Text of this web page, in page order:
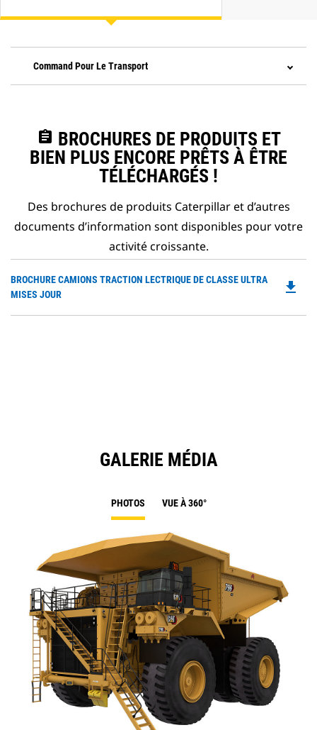
Command Pour Le Transport
assignment BROCHURES DE PRODUITS ET
BIEN PLUS ENCORE PRÊTS À ÊTRE
TÉLÉCHARGÉS !
Des brochures de produits Caterpillar et d’autres
documents d’information sont disponibles pour votre
activité croissante.
BROCHURE CAMIONS TRACTION LECTRIQUE DE CLASSE ULTRA
MISES JOUR
file_download
GALERIE MÉDIA
PHOTOS VUE À 360°